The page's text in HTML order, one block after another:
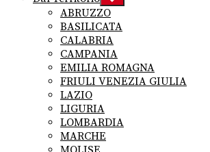
sub
menu
ABRUZZO
BASILICATA
CALABRIA
CAMPANIA
EMILIA ROMAGNA
FRIULI VENEZIA GIULIA
LAZIO
LIGURIA
LOMBARDIA
MARCHE